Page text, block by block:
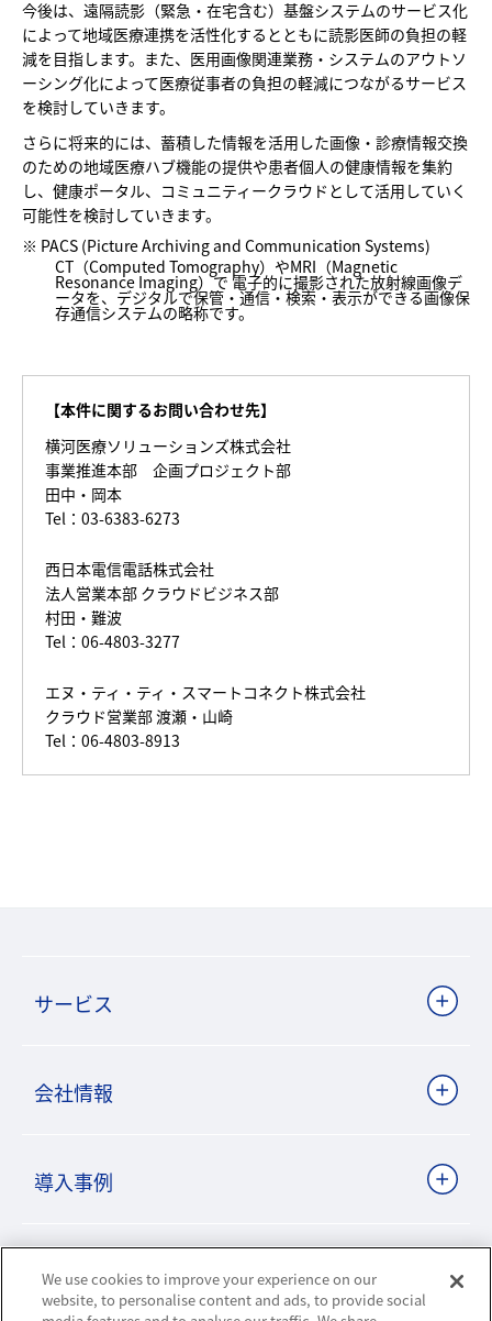
今後は、遠隔読影（緊急・在宅含む）基盤システムのサービス化
によって地域医療連携を活性化するとともに読影医師の負担の軽
減を目指します。また、医用画像関連業務・システムのアウトソ
ーシング化によって医療従事者の負担の軽減につながるサービス
を検討していきます。
さらに将来的には、蓄積した情報を活用した画像・診療情報交換
のための地域医療ハブ機能の提供や患者個人の健康情報を集約
し、健康ポータル、コミュニティークラウドとして活用していく
可能性を検討していきます。
※ PACS (Picture Archiving and Communication Systems)
CT（Computed Tomography）やMRI（Magnetic
Resonance Imaging）で 電子的に撮影された放射線画像デ
ータを、デジタルで保管・通信・検索・表示ができる画像保
存通信システムの略称です。
【本件に関するお問い合わせ先】
横河医療ソリューションズ株式会社
事業推進本部 企画プロジェクト部
田中・岡本
Tel：03-6383-6273
西日本電信電話株式会社
法人営業本部 クラウドビジネス部
村田・難波
Tel：06-4803-3277
エヌ・ティ・ティ・スマートコネクト株式会社
クラウド営業部 渡瀬・山崎
Tel：06-4803-8913
サービス
会社情報
導入事例
ビジネスパートナーサイト
We use cookies to improve your experience on our
website, to personalise content and ads, to provide social